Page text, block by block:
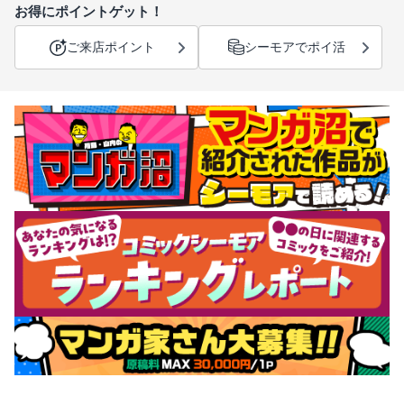
お得にポイントゲット！
ご来店ポイント シーモアでポイ活